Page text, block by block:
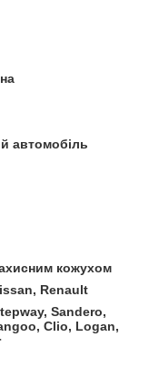
автомобіль
кожухом
Renault
Sandero,
Clio, Logan,